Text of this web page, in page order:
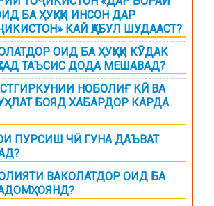
БА ҲУҚУҚИ ИНСОН ДАР
КАЙ ҚАБУЛ ШУДААСТ?
ОИД БА ҲУҚУҚИ КӮДАК
ТАЪСИС ДОДА МЕШАВАД?
НОБОЛИҒ КӢ ВА
БОЯД ХАБАРДОР КАРДА
ПУРСИШ ЧӢ ГУНА ДАЪВАТ
ВАКОЛАТДОР ОИД БА